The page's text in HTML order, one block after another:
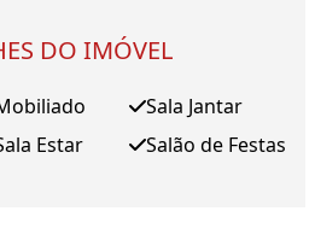
DO IMÓVEL
Estar
Sala Jantar
Salão de Festas